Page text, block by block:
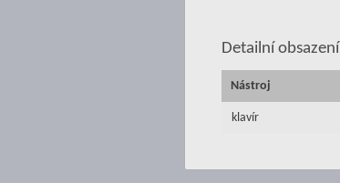
Detailní obsazení
Nástroj
klavír